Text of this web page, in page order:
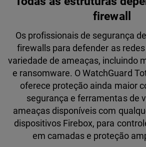
firewall
Os profissionais de segurança
firewalls para defender as
variedade de ameaças, incluindo
e ransomware. O WatchGuard
oferece proteção ainda maior
segurança e ferramentas de
ameaças disponíveis com
dispositivos Firebox, para
em camadas e proteção